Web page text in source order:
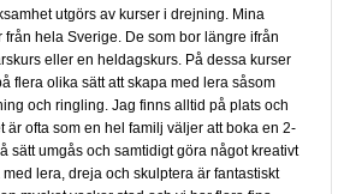
utgörs av kurser i drejning. Mina
hela Sverige. De som bor längre ifrån
eller en heldagskurs. På dessa kurser
flera olika sätt att skapa med lera såsom
och ringling. Jag finns alltid på plats och
är ofta som en hel familj väljer att boka en 2-
sätt umgås och samtidigt göra något kreativt
lera, dreja och skulptera är fantastiskt